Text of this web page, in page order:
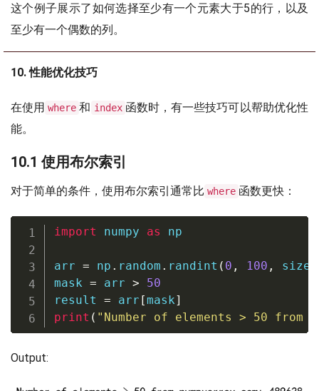
这个例子展示了如何选择至少有一个元素大于5的行，以及
至少有一个偶数的列。
10. 性能优化技巧
在使用 where 和 index 函数时，有一些技巧可以帮助优化性
能。
10.1 使用布尔索引
对于简单的条件，使用布尔索引通常比 where 函数更快：
import numpy as np
arr = np . random . randint ( 0 , 100 , size
mask = arr >
50
result = arr [mask]
print ( "Number of elements > 50 from
Output: